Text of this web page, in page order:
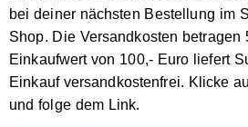
bei deiner nächsten Bestellung im
Shop. Die Versandkosten betragen
Einkaufwert von 100,- Euro liefert
Einkauf versandkostenfrei. Klicke
und folge dem Link.